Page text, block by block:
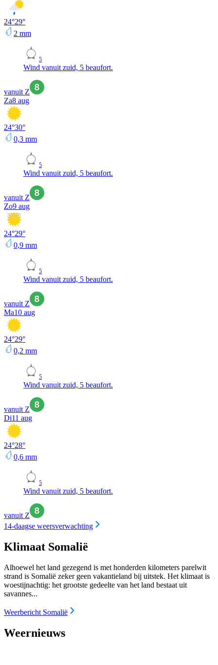
24°29°
2 mm
5
Wind vanuit zuid, 5 beaufort.
vanuit Z
Za8 aug
24°30°
0,3 mm
5
Wind vanuit zuid, 5 beaufort.
vanuit Z
Zo9 aug
24°29°
0,9 mm
5
Wind vanuit zuid, 5 beaufort.
vanuit Z
Ma10 aug
24°29°
0,2 mm
5
Wind vanuit zuid, 5 beaufort.
vanuit Z
Di11 aug
24°28°
0,6 mm
5
Wind vanuit zuid, 5 beaufort.
vanuit Z
14-daagse weersverwachting
Klimaat Somalië
Alhoewel het land gezegend is met honderden kilometers parelwit
strand is Somalië zeker geen vakantieland bij uitstek. Het klimaat is
woestijnachtig: het grootste gedeelte van het land bestaat uit
savannes...
Weerbericht Somalië
Weernieuws